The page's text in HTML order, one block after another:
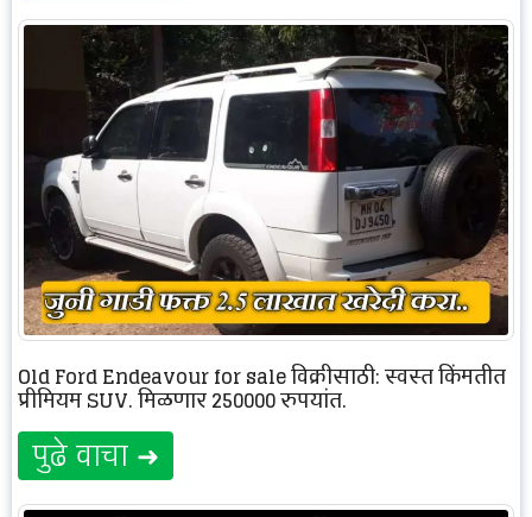
Old Ford Endeavour for sale विक्रीसाठी: स्वस्त किंमतीत
प्रीमियम SUV. मिळणार 250000 रुपयांत.
पुढे वाचा ➜